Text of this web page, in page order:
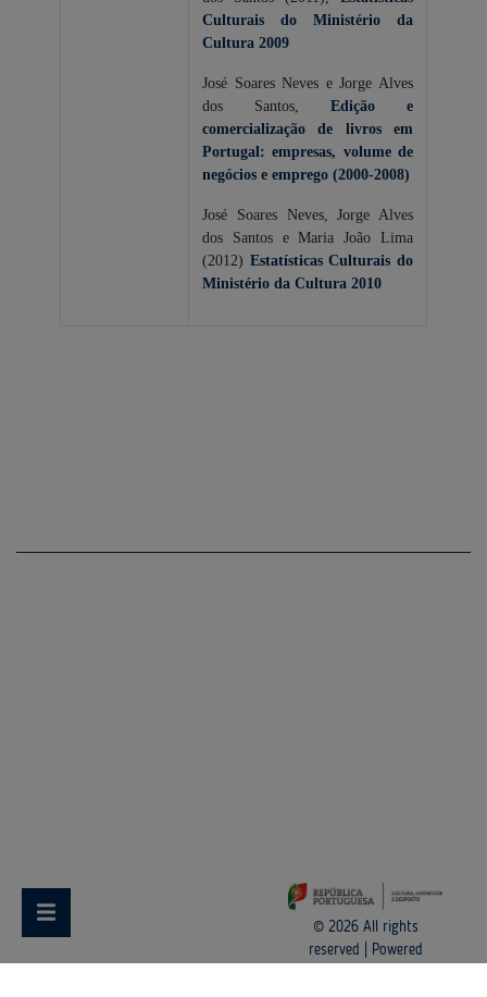
Culturais do Ministério da
Cultura 2009
José Soares Neves e Jorge Alves
dos Santos, Edição e
comercialização de livros em
Portugal: empresas, volume de
negócios e emprego (2000-2008)
José Soares Neves, Jorge Alves
dos Santos e Maria João Lima
(2012) Estatísticas Culturais do
Ministério da Cultura 2010
© 2026 All rights
reserved
Powered